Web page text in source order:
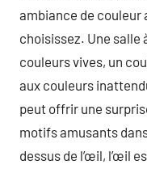
ambiance de couleur
choisissez. Une salle
couleurs vives, un
aux couleurs
peut offrir une
motifs amusants
dessus de l’œil, l’œil